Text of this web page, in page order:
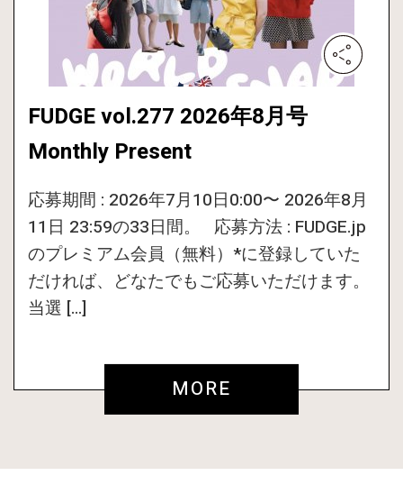
FUDGE vol.277 2026年8月号
Monthly Present
応募期間 : 2026年7月10日0:00〜 2026年8月
11日 23:59の33日間。 応募方法 : FUDGE.jp
のプレミアム会員（無料）*に登録していた
だければ、どなたでもご応募いただけます。
当選 […]
MORE